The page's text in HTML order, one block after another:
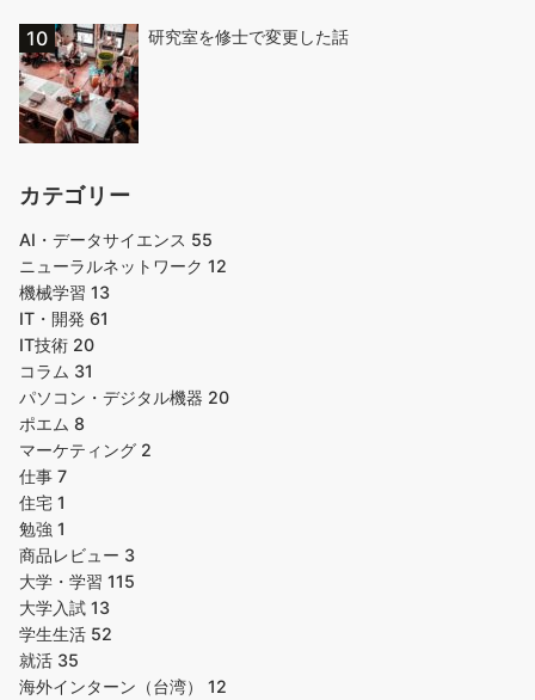
研究室を修士で変更した話
カテゴリー
AI・データサイエンス 55
ニューラルネットワーク 12
機械学習 13
IT・開発 61
IT技術 20
コラム 31
パソコン・デジタル機器 20
ポエム 8
マーケティング 2
仕事 7
住宅 1
勉強 1
商品レビュー 3
大学・学習 115
大学入試 13
学生生活 52
就活 35
海外インターン（台湾） 12